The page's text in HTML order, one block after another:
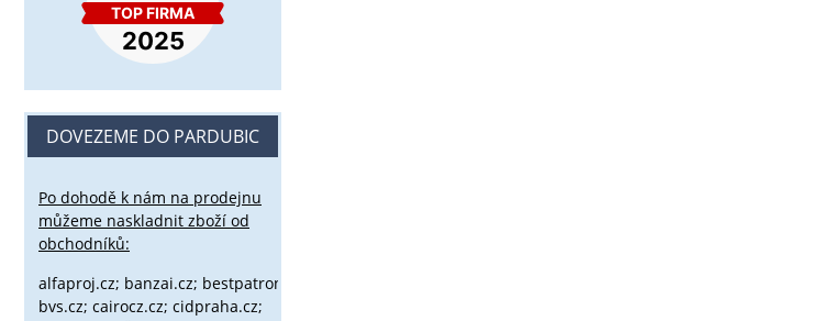
DOVEZEME DO PARDUBIC
Po dohodě k nám na prodejnu
můžeme naskladnit zboží od
obchodníků:
alfaproj.cz; banzai.cz; bestpatron.eu;
bvs.cz; cairocz.cz; cidpraha.cz;